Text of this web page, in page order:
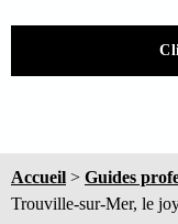
Accueil > Guides
Trouville-sur-Mer, le